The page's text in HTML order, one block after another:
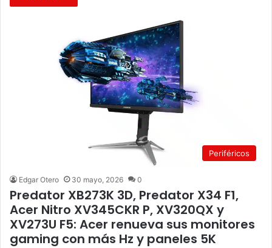
Periféricos
Edgar Otero 30 mayo, 2026 0
Predator XB273K 3D, Predator X34 F1,
Acer Nitro XV345CKR P, XV320QX y
XV273U F5: Acer renueva sus monitores
gaming con más Hz y paneles 5K